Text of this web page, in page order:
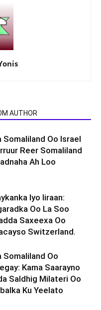
AUTHOR
Somaliland Oo Israel
Reer Somaliland
Ah Loo
Iyo Iiraan:
Oo La Soo
Saxeexa Oo
Switzerland.
Somaliland Oo
Kama Saarayno
Saldhig Milateri Oo
Ku Yeelato